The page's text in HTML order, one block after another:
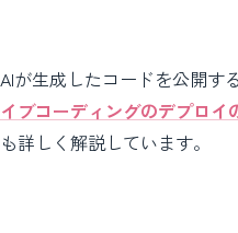
AIが生成したコードを公開す
イブコーディングのデプロ
も詳しく解説しています。